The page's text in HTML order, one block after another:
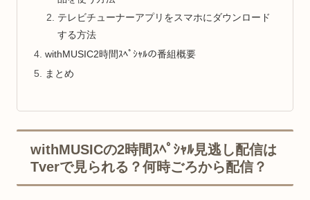
テレビチューナーアプリをスマホにダウンロード
する方法
withMUSIC2時間ｽﾍﾟｼｬﾙの番組概要
まとめ
withMUSICの2時間ｽﾍﾟｼｬﾙ見逃し配信は
Tverで見られる？何時ごろから配信？